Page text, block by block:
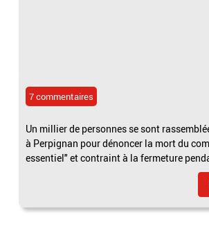
7 commentaires
Un millier de personnes se sont
à Perpignan pour dénoncer la mort du
essentiel" et contraint à la fermeture